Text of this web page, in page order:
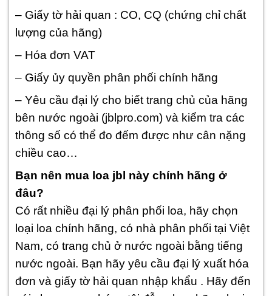
– Giấy tờ hải quan : CO, CQ (chứng chỉ chất
lượng của hãng)
– Hóa đơn VAT
– Giấy ủy quyền phân phối chính hãng
– Yêu cầu đại lý cho biết trang chủ của hãng
bên nước ngoài (jblpro.com) và kiểm tra các
thông số có thể đo đếm được như cân nặng
chiều cao…
Bạn nên mua loa jbl này chính hãng ở
đâu?
Có rất nhiều đại lý phân phối loa, hãy chọn
loại loa chính hãng, có nhà phân phối tại Việt
Nam, có trang chủ ở nước ngoài bằng tiếng
nước ngoài. Bạn hãy yêu cầu đại lý xuất hóa
đơn và giấy tờ hải quan nhập khẩu . Hãy đến